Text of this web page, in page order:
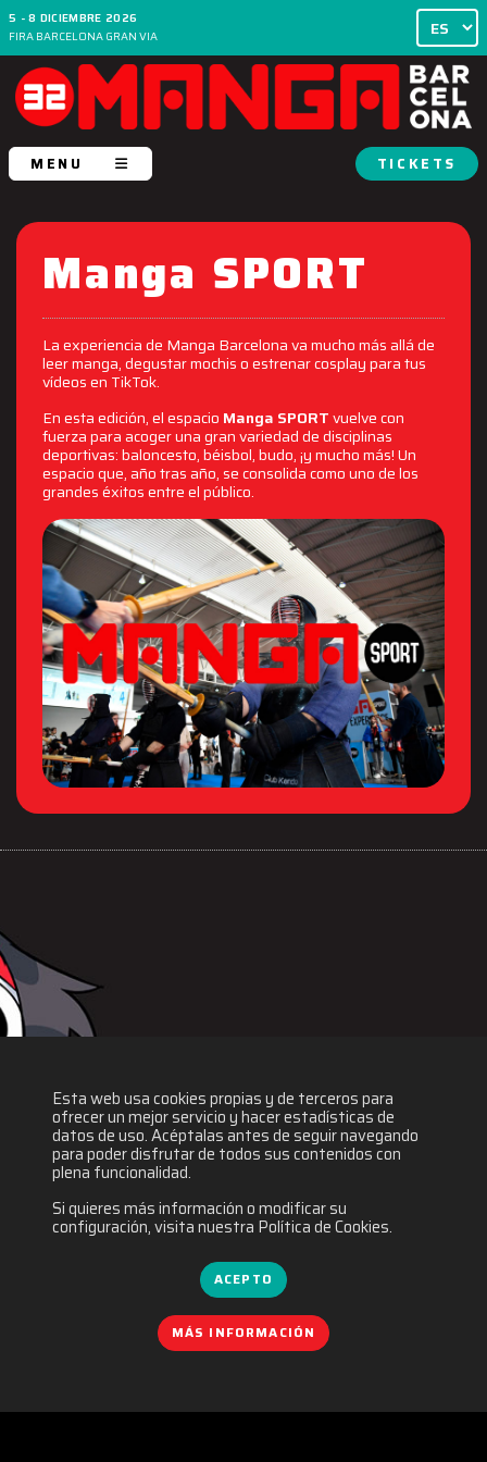
5 - 8 DICIEMBRE 2026
FIRA BARCELONA GRAN VIA
MENU TICKETS
Manga SPORT
La experiencia de Manga Barcelona va mucho más allá de
leer manga, degustar mochis o estrenar cosplay para tus
vídeos en TikTok.
En esta edición, el espacio Manga SPORTvuelve con
fuerza para acoger una gran variedad de disciplinas
deportivas: baloncesto, béisbol, budo, ¡y mucho más! Un
espacio que, año tras año, se consolida como uno de los
grandes éxitos entre el público.
Esta web usa cookies propias y de terceros para
ofrecer un mejor servicio y hacer estadísticas de
datos de uso. Acéptalas antes de seguir navegando
para poder disfrutar de todos sus contenidos con
plena funcionalidad.
Si quieres más información o modificar su
configuración, visita nuestra Política de Cookies.
ACEPTO
MÁS INFORMACIÓN